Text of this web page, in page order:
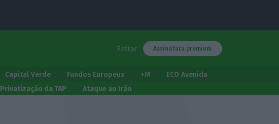
Entrar Assinatura premium
Capital Verde Fundos Europeus +M
ECO Avenida
Privatização da TAP Ataque ao Irão